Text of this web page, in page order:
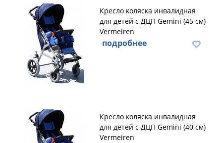
Кресло коляска инвалидная
для детей с ДЦП Gemini (45 см)
Vermeiren
подробнее
Кресло коляска инвалидная
для детей с ДЦП Gemini (40 см)
Vermeiren